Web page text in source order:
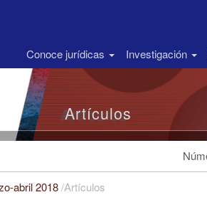
Conoce jurídicas Investigación
Artículos
abril 2018/Artículos